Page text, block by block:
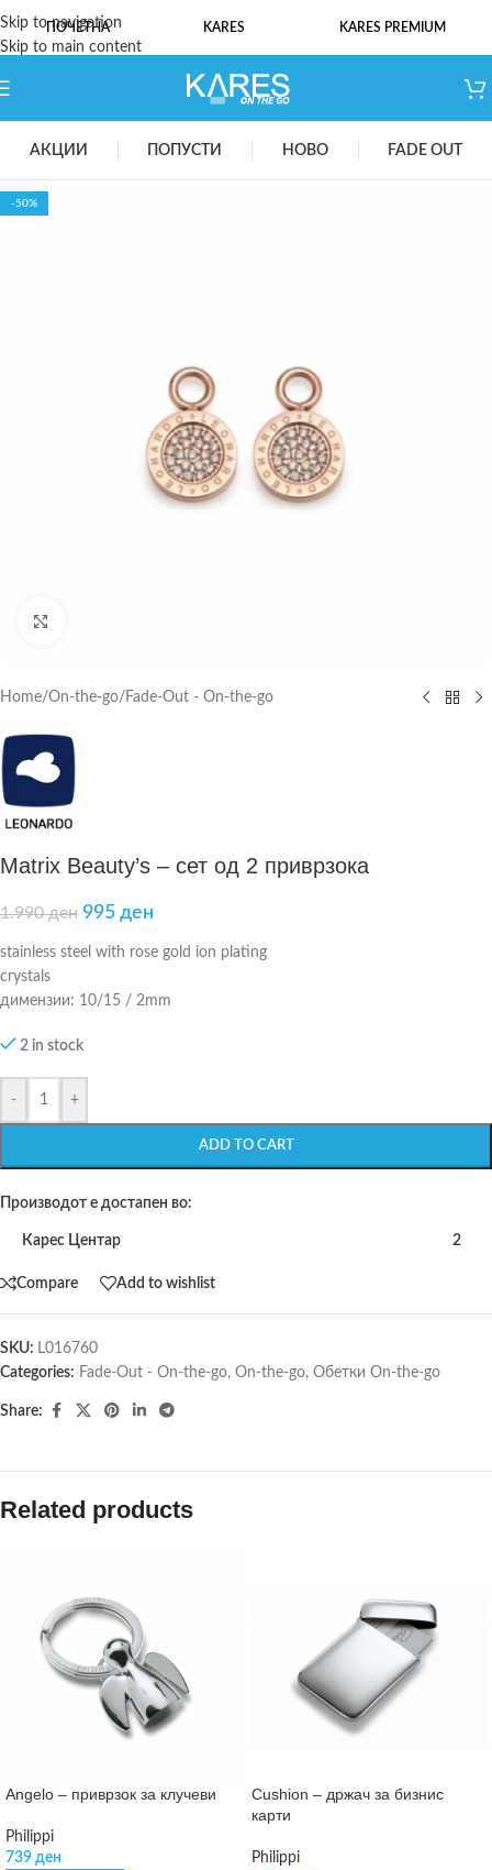
Skip to navigation
Skip to main content
ПОЧЕТНА KARES KARES PREMIUM
АКЦИИ ПОПУСТИ НОВО FADE OUT
-50%
Home/On-the-go/ Fade-Out - On-the-go
Matrix Beauty’s – сет од 2 приврзока
1.990ден 995 ден
stainless steel with rose gold ion plating
crystals
димензии: 10/15 / 2mm
2 in stock
- +
ADD TO CART
Производот е достапен во:
Карес Центар 2
Compare Add to wishlist
SKU: L016760
Categories: Fade-Out - On-the-go, On-the-go, Обетки On-the-go
Share:
Related products
Angelo – приврзок за клучеви
Philippi
739 ден
Cushion – држач за бизнис
карти
Philippi